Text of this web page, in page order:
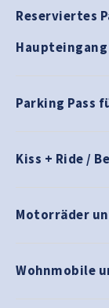
Reserviertes
Haupteingang
Parking Pass
Kiss + Ride /
Motorräder
Wohnmobile